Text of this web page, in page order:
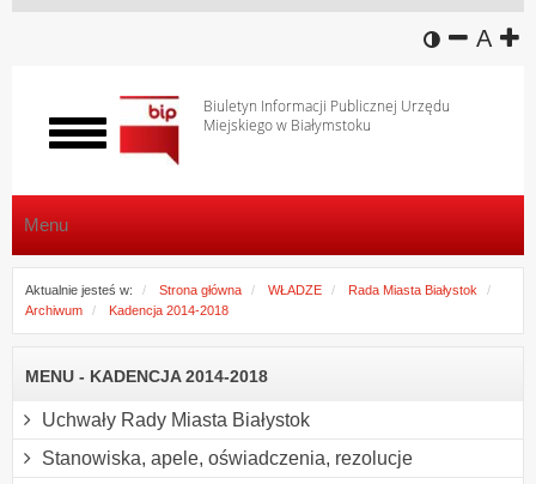
wersja
A
Biuletyn Informacji Publicznej Urzędu
Miejskiego w Białymstoku
Włącz
menu
Menu
Aktualnie jesteś w: Strona główna WŁADZE
Rada Miasta Białystok
Archiwum
Kadencja 2014-2018
MENU - KADENCJA 2014-2018
Uchwały Rady Miasta Białystok
Stanowiska, apele, oświadczenia, rezolucje